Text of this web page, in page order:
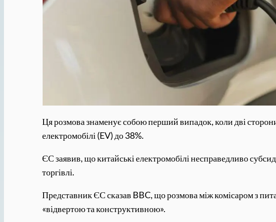
Ця розмова знаменує собою перший випадок, коли дві
електромобілі (EV) до 38%.
ЄС заявив, що китайські електромобілі несправедливо
торгівлі.
Представник ЄС сказав BBC, що розмова між комісаром з
«відвертою та конструктивною».